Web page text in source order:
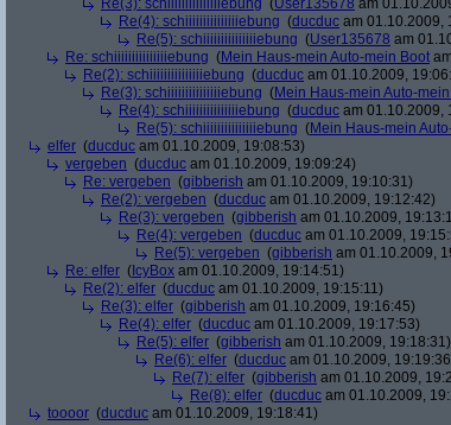
Re(3): schiiiiiiiiiiiiiiiebung (User135678 am
Re(4): schiiiiiiiiiiiiiiiebung (ducduc am 01.10.2009,
Re(5): schiiiiiiiiiiiiiiiebung (User135678 am
Re: schiiiiiiiiiiiiiiiebung (Mein Haus-mein Auto-mein Boot
Re(2): schiiiiiiiiiiiiiiiebung (ducduc am 01.10.2009,
Re(3): schiiiiiiiiiiiiiiiebung (Mein Haus-mein Auto-
Re(4): schiiiiiiiiiiiiiiiebung (ducduc am 01.10.2009,
Re(5): schiiiiiiiiiiiiiiiebung (Mein Haus-mein
elfer (ducduc am 01.10.2009, 19:08:53)
vergeben (ducduc am 01.10.2009, 19:09:24)
Re: vergeben (gibberish am 01.10.2009, 19:10:31)
Re(2): vergeben (ducduc am 01.10.2009, 19:12:42)
Re(3): vergeben (gibberish am 01.10.2009,
Re(4): vergeben (ducduc am 01.10.2009,
Re(5): vergeben (gibberish am 01.10.2009,
Re: elfer ( IcyBox am 01.10.2009, 19:14:51)
Re(2): elfer (ducduc am 01.10.2009, 19:15:11)
Re(3): elfer (gibberish am 01.10.2009, 19:16:45)
Re(4): elfer (ducduc am 01.10.2009, 19:17:53)
Re(5): elfer (gibberish am 01.10.2009, 19:18:31)
Re(6): elfer (ducduc am 01.10.2009,
Re(7): elfer (gibberish am 01.10.2009,
Re(8): elfer (ducduc am 01.10.2009,
toooor (ducduc am 01.10.2009, 19:18:41)